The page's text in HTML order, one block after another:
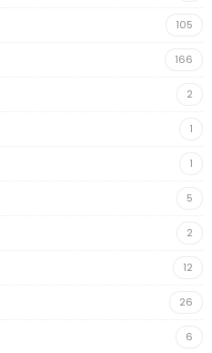
105
166
2
1
1
5
2
12
26
6